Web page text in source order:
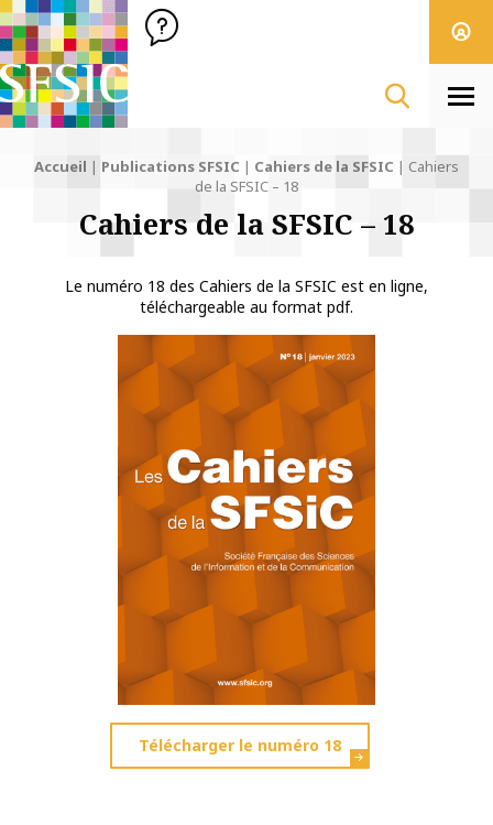
SFSIC Société Française des Sciences de l'Information & de
Société Française des Sciences
de l'Information
Accueil | Publications SFSIC | Cahiers de la SFSIC | Cahiers
de la SFSIC – 18
Cahiers de la SFSIC – 18
Le numéro 18 des Cahiers de la SFSIC est en ligne,
téléchargeable au format pdf.
Télécharger le numéro 18